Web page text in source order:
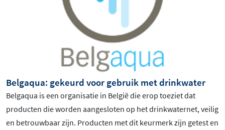
Belgaqua: gekeurd voor gebruik met drinkwater
Belgaqua is een organisatie in België die erop toeziet dat
producten die worden aangesloten op het drinkwaternet, veilig
en betrouwbaar zijn. Producten met dit keurmerk zijn getest en